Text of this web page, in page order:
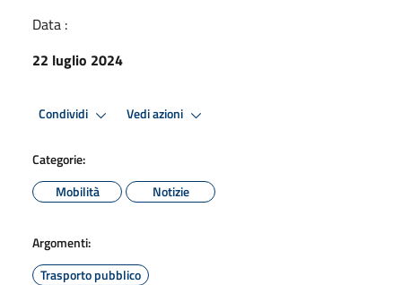
Data :
22 luglio 2024
Condividi Vedi azioni
Categorie:
Mobilità
Notizie
Argomenti:
Trasporto pubblico